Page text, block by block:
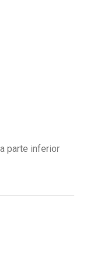
parte inferior